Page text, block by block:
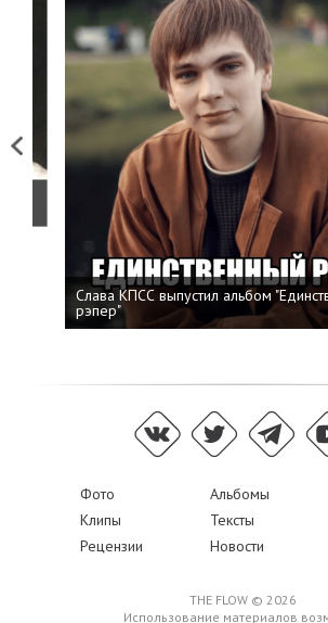
Previous
Слава КПСС выпустил альбом
рэпер"
Фото Альбомы
Клипы
Тексты
Рецензии
Новости
THE FLOW © 2026
Использование материалов